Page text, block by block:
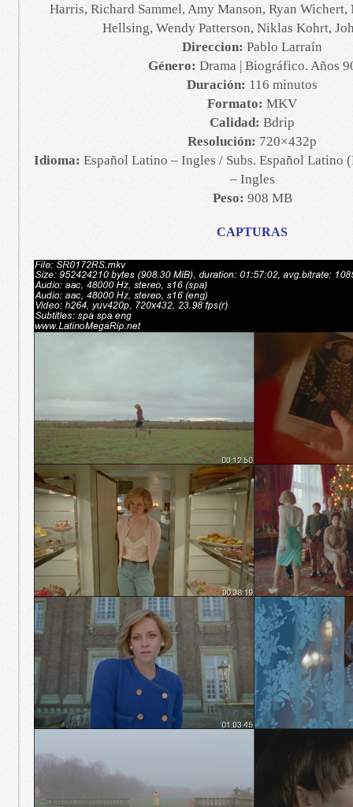
Harris, Richard Sammel, Amy Manson, Ryan
Hellsing, Wendy Patterson, Niklas Kohrt,
Direccion: Pablo Larraín
Género: Drama | Biográfico. Años
Duración: 116 minutos
Formato: MKV
Calidad: Bdrip
Resolución: 720×432p
Idioma: Español Latino – Ingles / Subs. Español Latino
– Ingles
Peso: 908 MB
CAPTURAS